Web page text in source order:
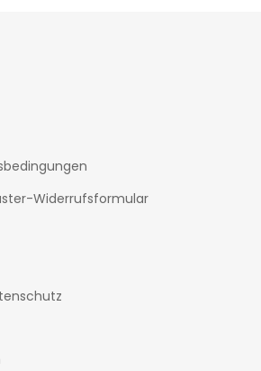
Widerrufsformular